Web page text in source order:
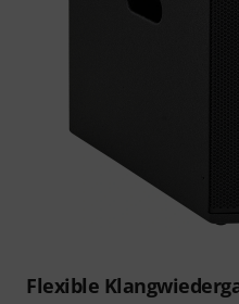
Flexible